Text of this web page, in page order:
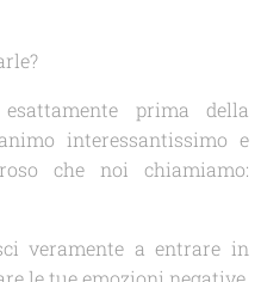
prima della
interessantissimo e
che noi chiamiamo:
veramente a entrare in